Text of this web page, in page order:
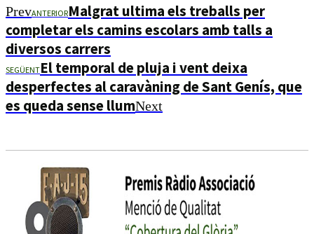
PrevANTERIORMalgrat ultima els treballs per
completar els camins escolars amb talls a
diversos carrers
SEGÜENTEl temporal de pluja i vent deixa
desperfectes al caravàning de Sant Genís, que
es queda sense llumNext